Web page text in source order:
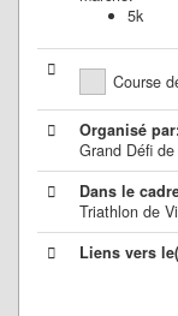
5k
Course
Organisé par:
Grand Défi
Dans le
Triathlon de
Liens vers